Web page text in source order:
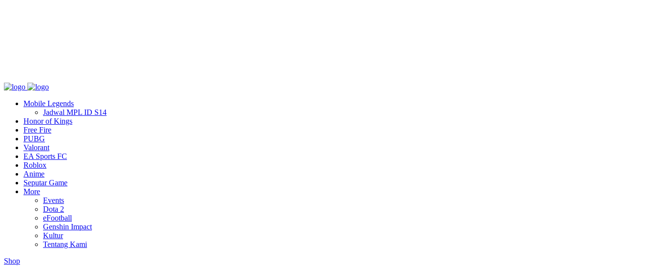
Mobile Legends
Jadwal MPL ID S14
Honor of Kings
Free Fire
PUBG
Valorant
EA Sports FC
Roblox
Anime
Seputar Game
More
Events
Dota 2
eFootball
Genshin Impact
Kultur
Tentang Kami
Shop